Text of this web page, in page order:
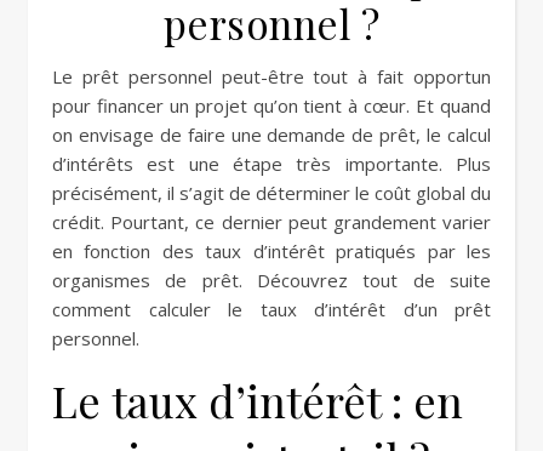
personnel ?
Le prêt personnel peut-être tout à fait opportun
pour financer un projet qu’on tient à cœur. Et quand
on envisage de faire une demande de prêt, le calcul
d’intérêts est une étape très importante. Plus
précisément, il s’agit de déterminer le coût global du
crédit. Pourtant, ce dernier peut grandement varier
en fonction des taux d’intérêt pratiqués par les
organismes de prêt. Découvrez tout de suite
comment calculer le taux d’intérêt d’un prêt
personnel.
Le taux d’intérêt : en